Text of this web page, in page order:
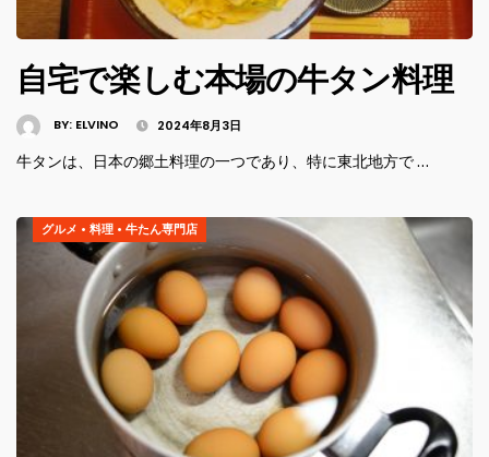
自宅で楽しむ本場の牛タン料理
BY: ELVINO 2024年8月3日
牛タンは、日本の郷土料理の一つであり、特に東北地方で …
グルメ • 料理 • 牛たん専門店